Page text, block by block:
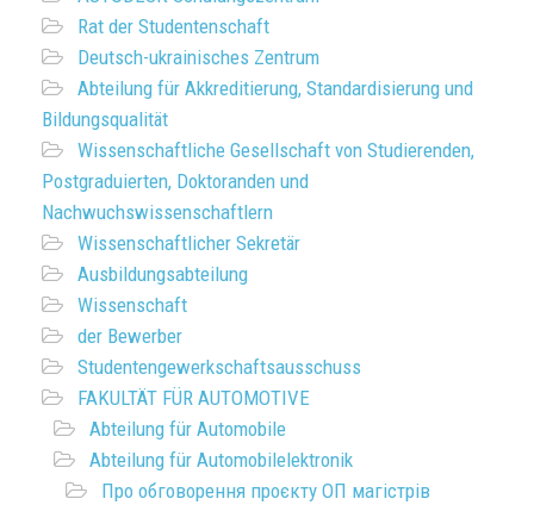
Rat der Studentenschaft
Deutsch-ukrainisches Zentrum
Abteilung für Akkreditierung, Standardisierung und
Bildungsqualität
Wissenschaftliche Gesellschaft von Studierenden,
Postgraduierten, Doktoranden und
Nachwuchswissenschaftlern
Wissenschaftlicher Sekretär
Ausbildungsabteilung
Wissenschaft
der Bewerber
Studentengewerkschaftsausschuss
FAKULTÄT FÜR AUTOMOTIVE
Abteilung für Automobile
Abteilung für Automobilelektronik
Про обговорення проєкту ОП магістрів